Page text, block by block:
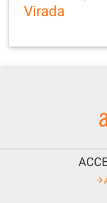
Virada